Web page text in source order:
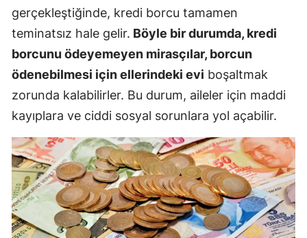
gerçekleştiğinde, kredi borcu tamamen
teminatsız hale gelir. Böyle bir durumda, kredi
borcunu ödeyemeyen mirasçılar, borcun
ödenebilmesi için ellerindeki evi boşaltmak
zorunda kalabilirler. Bu durum, aileler için maddi
kayıplara ve ciddi sosyal sorunlara yol açabilir.